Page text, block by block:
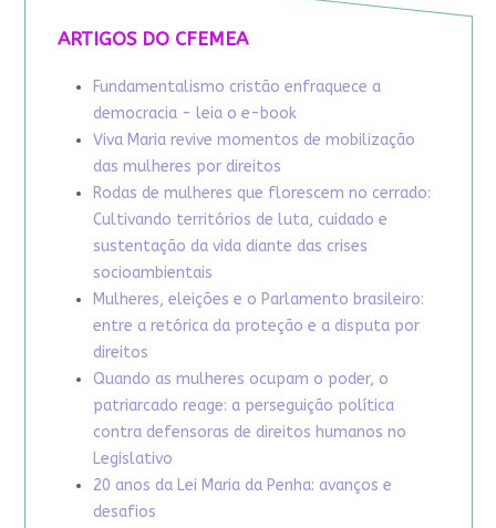
ARTIGOS DO CFEMEA
Fundamentalismo cristão enfraquece a
democracia - leia o e-book
Viva Maria revive momentos de mobilização
das mulheres por direitos
Rodas de mulheres que florescem no cerrado:
Cultivando territórios de luta, cuidado e
sustentação da vida diante das crises
socioambientais
Mulheres, eleições e o Parlamento brasileiro:
entre a retórica da proteção e a disputa por
direitos
Quando as mulheres ocupam o poder, o
patriarcado reage: a perseguição política
contra defensoras de direitos humanos no
Legislativo
20 anos da Lei Maria da Penha: avanços e
desafios